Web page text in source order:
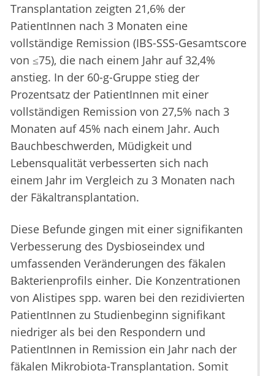
Transplantation zeigten 21,6% der
PatientInnen nach 3 Monaten eine
vollständige Remission (IBS-SSS-Gesamtscore
von ≤75), die nach einem Jahr auf 32,4%
anstieg. In der 60-g-Gruppe stieg der
Prozentsatz der PatientInnen mit einer
vollständigen Remission von 27,5% nach 3
Monaten auf 45% nach einem Jahr. Auch
Bauchbeschwerden, Müdigkeit und
Lebensqualität verbesserten sich nach
einem Jahr im Vergleich zu 3 Monaten nach
der Fäkaltransplantation.
Diese Befunde gingen mit einer signifikanten
Verbesserung des Dysbioseindex und
umfassenden Veränderungen des fäkalen
Bakterienprofils einher. Die Konzentrationen
von Alistipes spp. waren bei den rezidivierten
PatientInnen zu Studienbeginn signifikant
niedriger als bei den Respondern und
PatientInnen in Remission ein Jahr nach der
fäkalen Mikrobiota-Transplantation. Somit